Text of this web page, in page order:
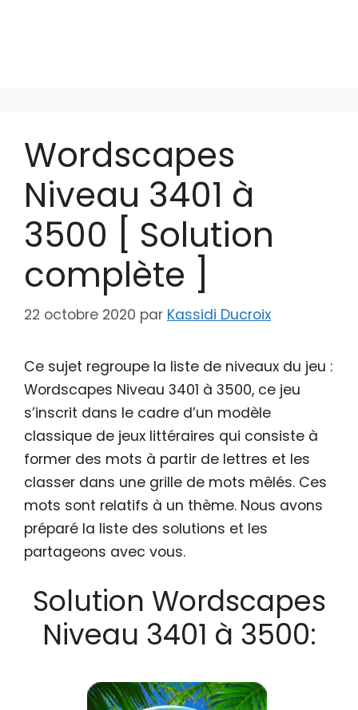
Wordscapes
Niveau 3401 à
3500 [ Solution
complète ]
22 octobre 2020 par Kassidi Ducroix
Ce sujet regroupe la liste de niveaux du jeu :
Wordscapes Niveau 3401 à 3500, ce jeu
s’inscrit dans le cadre d’un modèle
classique de jeux littéraires qui consiste à
former des mots à partir de lettres et les
classer dans une grille de mots mêlés. Ces
mots sont relatifs à un thème. Nous avons
préparé la liste des solutions et les
partageons avec vous.
Solution Wordscapes
Niveau 3401 à 3500: